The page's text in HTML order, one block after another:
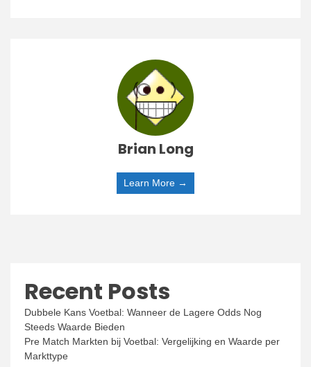
Brian Long
Learn More →
Recent Posts
Dubbele Kans Voetbal: Wanneer de Lagere Odds Nog
Steeds Waarde Bieden
Pre Match Markten bij Voetbal: Vergelijking en Waarde per
Markttype